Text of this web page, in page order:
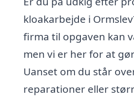
kloakarbejde i
firma til opgaven kan
men vi er her for at
Uanset om du står
reparationer eller